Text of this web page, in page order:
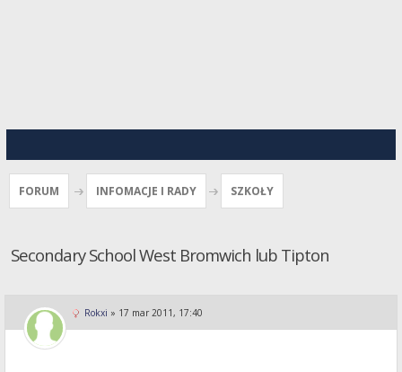
FORUM INFOMACJE I RADY SZKOŁY
Secondary School West Bromwich lub Tipton
Rokxi » 17 mar 2011, 17:40